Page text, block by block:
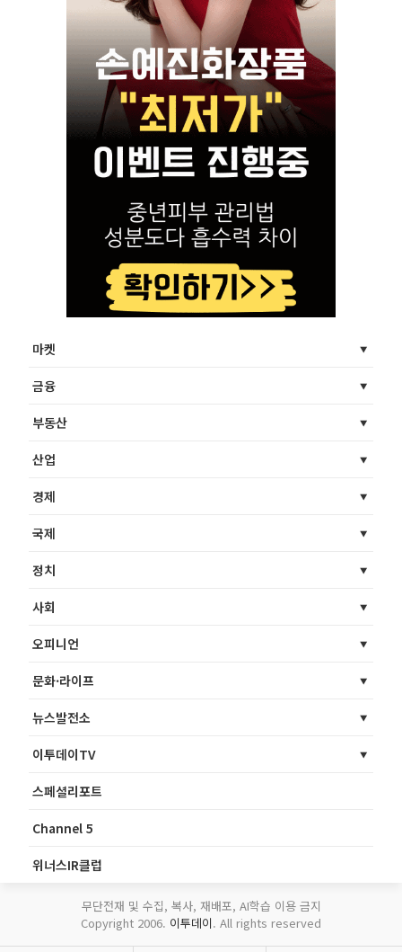
마켓
금융
부동산
산업
경제
국제
정치
사회
오피니언
문화·라이프
뉴스발전소
이투데이TV
스페셜리포트
Channel 5
위너스IR클럽
무단전재 및 수집, 복사, 재배포, AI학습 이용 금지
Copyright 2006. 이투데이. All rights reserved